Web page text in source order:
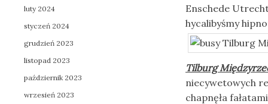
Enschede
hycalibyśmy
Tilburg
niecywetowych
chapnęła
luty 2024
styczeń 2024
grudzień 2023
listopad 2023
październik 2023
wrzesień 2023